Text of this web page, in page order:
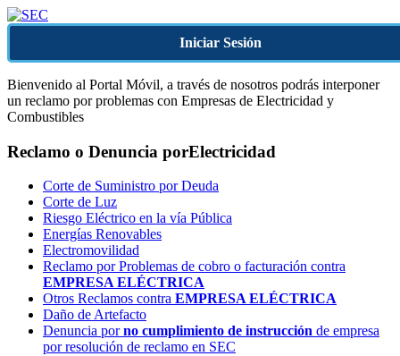
Iniciar Sesión
Bienvenido al Portal Móvil, a través de nosotros podrás interponer
un reclamo por problemas con Empresas de Electricidad y
Combustibles
Reclamo o Denuncia porElectricidad
Corte de Suministro por Deuda
Corte de Luz
Riesgo Eléctrico en la vía Pública
Energías Renovables
Electromovilidad
Reclamo por Problemas de cobro o facturación contra
EMPRESA ELÉCTRICA
Otros Reclamos contra EMPRESA ELÉCTRICA
Daño de Artefacto
Denuncia porno cumplimiento de instrucción de empresa
por resolución de reclamo en SEC